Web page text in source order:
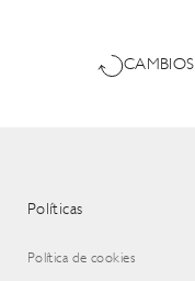
CAMBIOS
Políticas
Política de cookies